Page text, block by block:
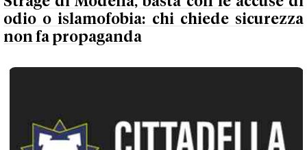
odio o islamofobia: chi chiede sicurezza
non fa propaganda